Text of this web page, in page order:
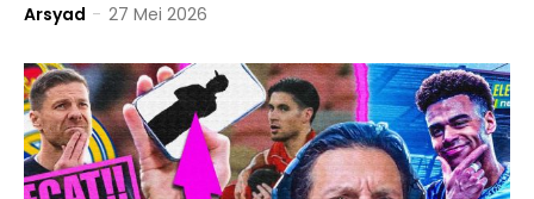
Arsyad - 27 Mei 2026